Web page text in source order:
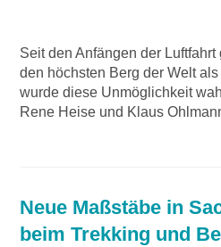
Seit den Anfängen der
den höchsten Berg der Welt
wurde diese Unmöglichkeit
Rene Heise und Klaus
Neue Maßstäbe in
beim Trekking und